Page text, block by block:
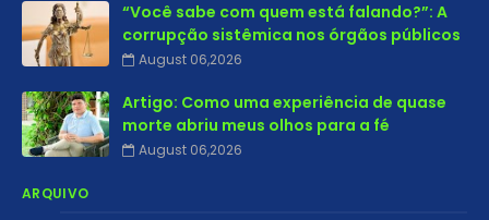
“Você sabe com quem está falando?”: A
corrupção sistêmica nos órgãos públicos
August 06,2026
Artigo: Como uma experiência de quase
morte abriu meus olhos para a fé
August 06,2026
ARQUIVO